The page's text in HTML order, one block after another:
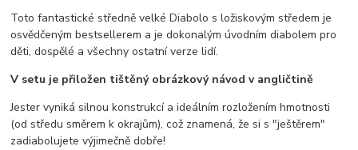
Toto fantastické středně velké Diabolo s ložiskovým středem je
osvědčeným bestsellerem a je dokonalým úvodním diabolem pro
děti, dospělé a všechny ostatní verze lidí.
V setu je přiložen tištěný obrázkový návod v angličtině
Jester vyniká silnou konstrukcí a ideálním rozložením hmotnosti
(od středu směrem k okrajům), což znamená, že si s "ještěrem"
zadiabolujete výjimečně dobře!